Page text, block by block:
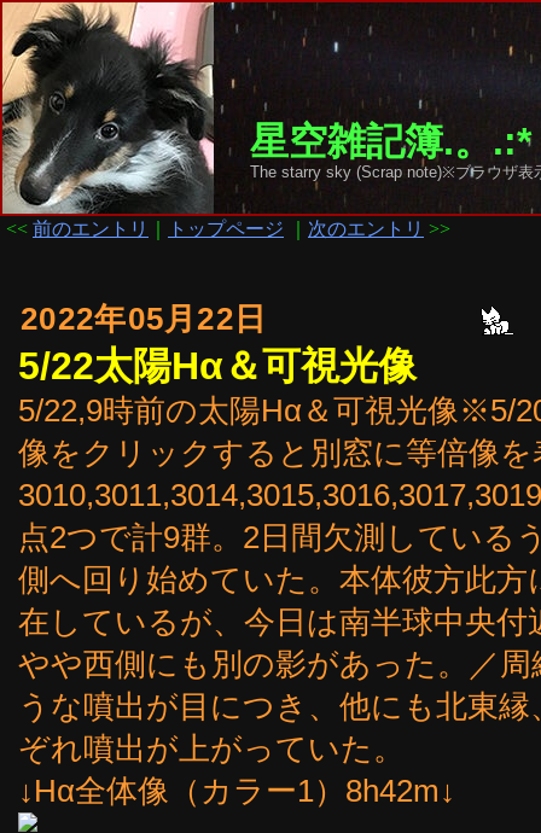
星空雑記簿.。
The starry sky (Scrap note)※ブラウザ
<< 前のエントリ トップページ 次のエントリ >>
2022年05月22日
5/22太陽Hα＆可視光像
5/22,9時前の太陽Hα＆可視光像※5/
像をクリックすると別窓に等倍像
点2つで計9群。2日間欠測している
側へ回り始めていた。本体彼方此
在しているが、今日は南半球中央
やや西側にも別の影があった。／
うな噴出が目につき、他にも北東
ぞれ噴出が上がっていた。
↓Hα全体像（カラー1）8h42m↓